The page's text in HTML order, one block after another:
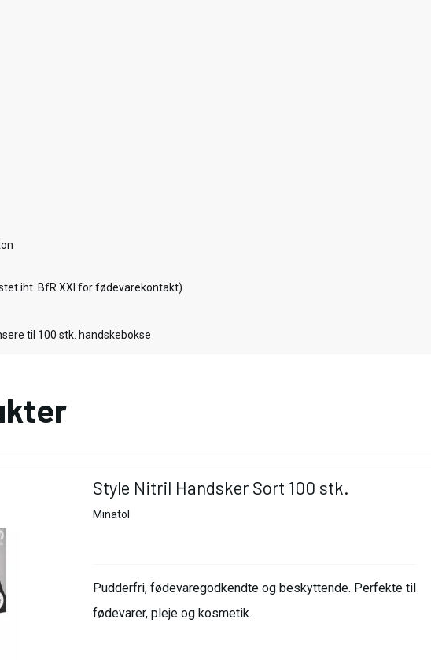
iht. BfR XXI for fødevarekontakt)
til 100 stk. handskebokse
Style Nitril Handsker Sort 100 stk.
Minatol
Pudderfri, fødevaregodkendte og beskyttende. Perfekte til
fødevarer, pleje og kosmetik.